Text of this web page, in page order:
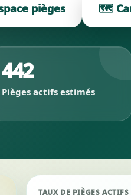
pièges 🗺️
442
Pièges actifs estimés
TAUX DE PIÈGES ACTIFS